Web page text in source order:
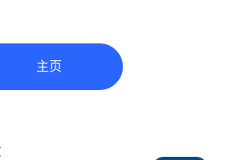
主页